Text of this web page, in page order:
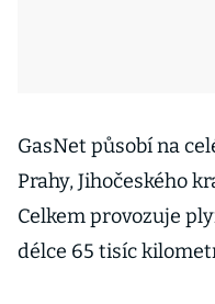
GasNet působí na
Prahy, Jihočeského
Celkem provozuje
délce 65 tisíc